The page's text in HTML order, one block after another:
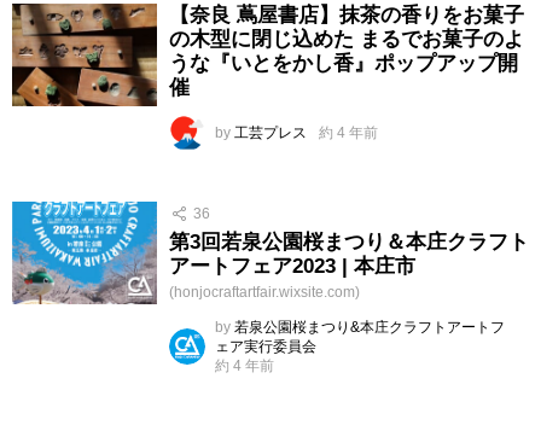
【奈良 蔦屋書店】抹茶の香りをお菓子
の木型に閉じ込めた まるでお菓子のよ
うな『いとをかし香』ポップアップ開
催
by 工芸プレス 約 4 年前
36
第3回若泉公園桜まつり＆本庄クラフト
アートフェア2023 | 本庄市
(honjocraftartfair.wixsite.com)
by 若泉公園桜まつり&本庄クラフトアートフ
ェア実行委員会
約 4 年前